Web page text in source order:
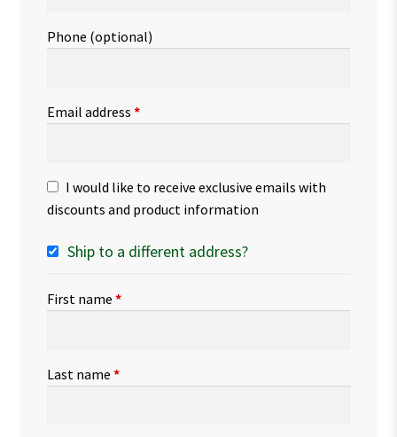
Phone (optional)
Email address *
I would like to receive exclusive emails with
discounts and product information
Ship to a different address?
First name *
Last name *